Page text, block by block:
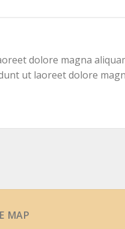
dolore magna
ut laoreet dolore
MAP